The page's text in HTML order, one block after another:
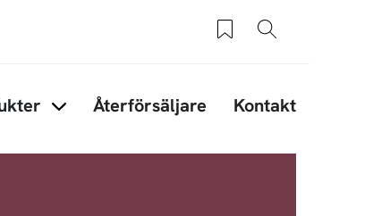
Sparade produkter
Sök
Återförsäljare Kontakt